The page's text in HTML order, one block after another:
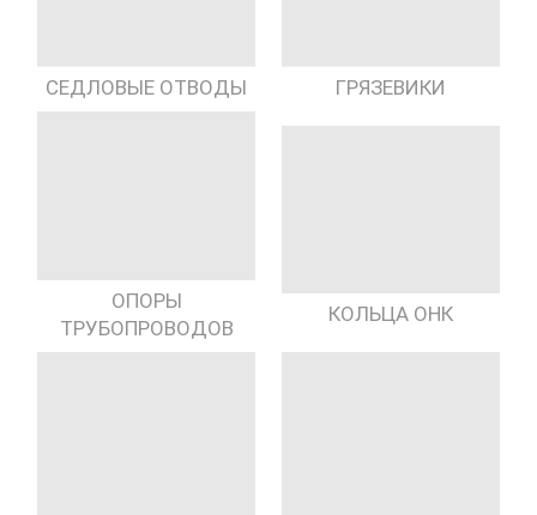
СЕДЛОВЫЕ ОТВОДЫ ГРЯЗЕВИКИ
ОПОРЫ
ТРУБОПРОВОДОВ
КОЛЬЦА ОНК